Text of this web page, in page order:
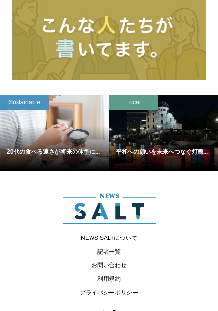
Sustainable
20代の食べる速さが将来の体型に...
Local
平和への願いを未来へつなぐ灯籠...
NEWS SALTについて
記者一覧
お問い合わせ
利用規約
プライバシーポリシー